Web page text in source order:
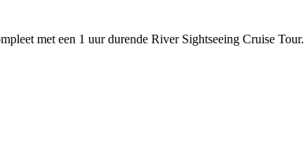
met een 1 uur durende River Sightseeing Cruise Tour.